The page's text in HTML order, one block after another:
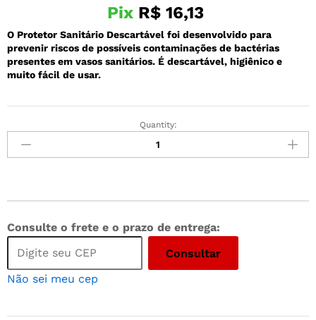
Pix R$16,13
O Protetor Sanitário Descartável foi desenvolvido para
prevenir riscos de possíveis contaminações de bactérias
presentes em vasos sanitários. É descartável, higiênico e
muito fácil de usar.
Quantity:
Consulte o frete e o prazo de entrega:
Consultar
Não sei meu cep